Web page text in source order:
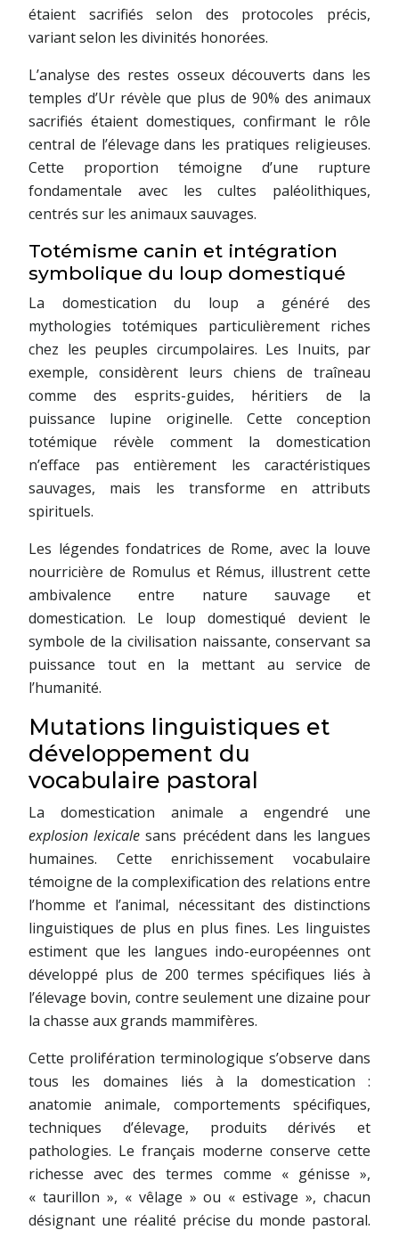
étaient sacrifiés selon des protocoles précis,
variant selon les divinités honorées.
L’analyse des restes osseux découverts dans les
temples d’Ur révèle que plus de 90% des animaux
sacrifiés étaient domestiques, confirmant le rôle
central de l’élevage dans les pratiques religieuses.
Cette proportion témoigne d’une rupture
fondamentale avec les cultes paléolithiques,
centrés sur les animaux sauvages.
Totémisme canin et intégration
symbolique du loup domestiqué
La domestication du loup a généré des
mythologies totémiques particulièrement riches
chez les peuples circumpolaires. Les Inuits, par
exemple, considèrent leurs chiens de traîneau
comme des esprits-guides, héritiers de la
puissance lupine originelle. Cette conception
totémique révèle comment la domestication
n’efface pas entièrement les caractéristiques
sauvages, mais les transforme en attributs
spirituels.
Les légendes fondatrices de Rome, avec la louve
nourricière de Romulus et Rémus, illustrent cette
ambivalence entre nature sauvage et
domestication. Le loup domestiqué devient le
symbole de la civilisation naissante, conservant sa
puissance tout en la mettant au service de
l’humanité.
Mutations linguistiques et
développement du
vocabulaire pastoral
La domestication animale a engendré une
explosion lexicalesans précédent dans les langues
humaines. Cette enrichissement vocabulaire
témoigne de la complexification des relations entre
l’homme et l’animal, nécessitant des distinctions
linguistiques de plus en plus fines. Les linguistes
estiment que les langues indo-européennes ont
développé plus de 200 termes spécifiques liés à
l’élevage bovin, contre seulement une dizaine pour
la chasse aux grands mammifères.
Cette prolifération terminologique s’observe dans
tous les domaines liés à la domestication :
anatomie animale, comportements spécifiques,
techniques d’élevage, produits dérivés et
pathologies. Le français moderne conserve cette
richesse avec des termes comme « génisse »,
« taurillon », « vêlage » ou « estivage », chacun
désignant une réalité précise du monde pastoral.